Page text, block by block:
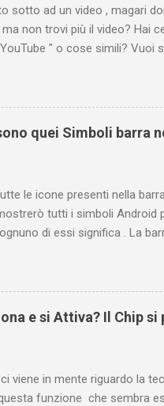
sotto ad un video , magari
non trovi più il video? Hai
" o cose simili?
di YouTube , ossia
positiva ma mi ci è voluto
poco semplice capire on
visualizzare i vostri
anche che la vostra
quei Simboli barra
le icone presenti nella
tutti i simboli
di essi significa . La
di tutto è bene fare una
pertinenza diversa. Le
i nuovi messaggi o i
di stato verso il basso
al telefono, ad
e si Attiva? Il Chip
viene in mente riguardo la
funzione che sembra